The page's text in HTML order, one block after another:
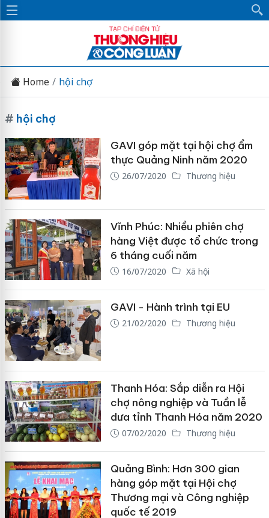
Home hội chợ
# hội chợ
GAVI góp mặt tại hội chợ ẩm
thực Quảng Ninh năm 2020
26/07/2020 Thương hiệu
Vĩnh Phúc: Nhiều phiên chợ
hàng Việt được tổ chức trong
6 tháng cuối năm
16/07/2020 Xã hội
GAVI - Hành trình tại EU
21/02/2020 Thương hiệu
Thanh Hóa: Sắp diễn ra Hội
chợ nông nghiệp và Tuần lễ
dưa tỉnh Thanh Hóa năm 2020
07/02/2020 Thương hiệu
Quảng Bình: Hơn 300 gian
hàng góp mặt tại Hội chợ
Thương mại và Công nghiệp
quốc tế 2019